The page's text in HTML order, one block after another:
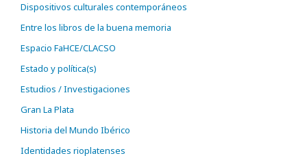
Dispositivos culturales contemporáneos
Entre los libros de la buena memoria
Espacio FaHCE/CLACSO
Estado y política(s)
Estudios / Investigaciones
Gran La Plata
Historia del Mundo Ibérico
Identidades rioplatenses